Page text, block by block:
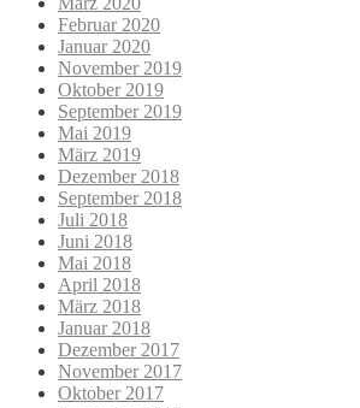
Februar 2020
Januar 2020
November 2019
Oktober 2019
September 2019
Mai 2019
März 2019
Dezember 2018
September 2018
Juli 2018
Juni 2018
Mai 2018
April 2018
März 2018
Januar 2018
Dezember 2017
November 2017
Oktober 2017